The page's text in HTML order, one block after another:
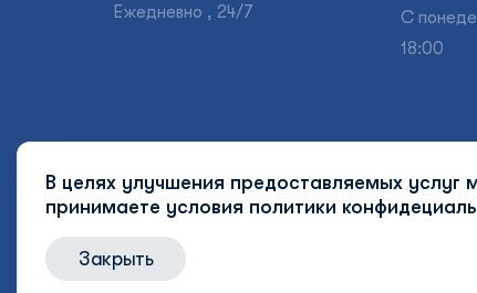
В целях улучшения предоставляемых
принимаете условия политики
Закрыть
Ежедневно , 24/7
С
18:00
Форум
Вакансии Партнеры